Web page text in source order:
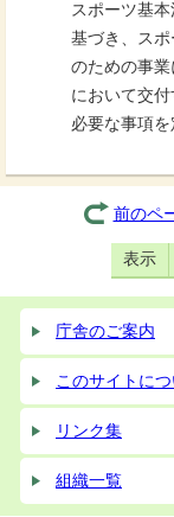
スポーツ基
基づき、ス
のための事
において交
必要な事項を
前のペ
表示
庁舎のご案内
このサイトに
リンク集
組織一覧